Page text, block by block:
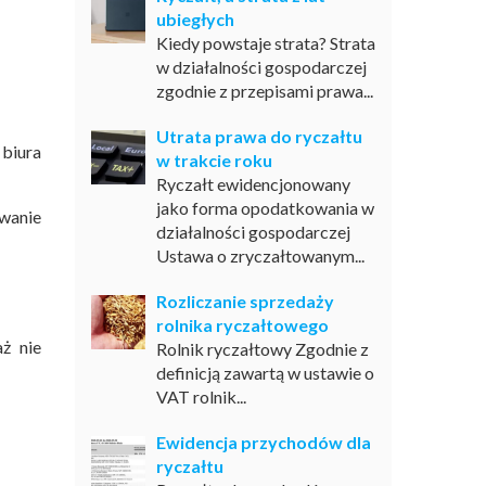
nie
ubiegłych
Kiedy powstaje strata? Strata
w działalności gospodarczej
zgodnie z przepisami prawa...
Utrata prawa do ryczałtu
w trakcie roku
Ryczałt ewidencjonowany
jako forma opodatkowania w
działalności gospodarczej
Ustawa o zryczałtowanym...
Rozliczanie sprzedaży
rolnika ryczałtowego
Rolnik ryczałtowy Zgodnie z
definicją zawartą w ustawie o
VAT rolnik...
Ewidencja przychodów dla
ryczałtu